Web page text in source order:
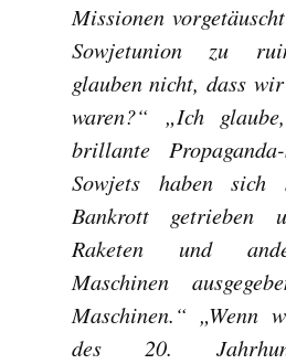
Missionen
Sowjetunion zu
glauben nicht, dass
waren?“ „Ich
brillante
Sowjets haben
Bankrott getrieben
Raketen und
Maschinen
Maschinen.“ „Wenn
des 20.